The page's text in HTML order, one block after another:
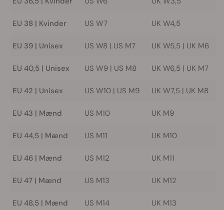
EU 38 | Kvinder US W7 UK W4,5
EU 39 | Unisex US W8 | US M7 UK W5,5 | UK M6
EU 40,5 | Unisex US W9 | US M8 UK W6,5 | UK M7
EU 42 | Unisex US W10 | US M9 UK W7,5 | UK M8
EU 43 | Mænd US M10 UK M9
EU 44,5 | Mænd US M11 UK M10
EU 46 | Mænd US M12 UK M11
EU 47 | Mænd US M13 UK M12
EU 48,5 | Mænd US M14 UK M13